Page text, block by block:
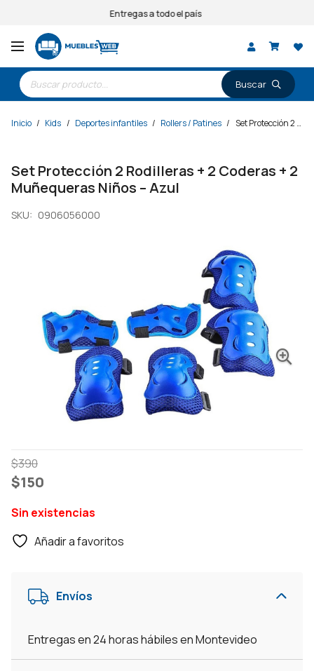
Entregas a todo el país
Búsqueda
de
productos
Inicio / Kids / Deportes infantiles / Rollers / Patines / Set Protección 2 Rodilleras + 2 Coderas + 2 Muñequeras Niños – Azul
Set Protección 2 Rodilleras + 2 Coderas + 2
Muñequeras Niños – Azul
SKU: 0906056000
$390
El
precio
era:
$150
El
precio
es:
Sin existencias
Añadir a favoritos
Envíos
Entregas en 24 horas hábiles en Montevideo